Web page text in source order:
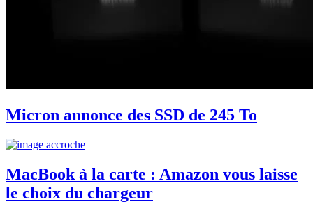
Micron annonce des SSD de 245 To
MacBook à la carte : Amazon vous laisse
le choix du chargeur